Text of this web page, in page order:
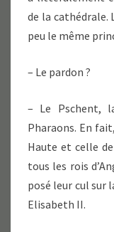
de la cathédrale.
peu le même
– Le pardon ?
– Le Pschent,
Pharaons. En
Haute et celle
tous les rois
posé leur cul sur
Elisabeth II.